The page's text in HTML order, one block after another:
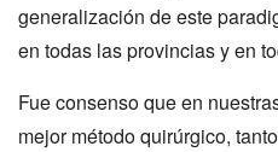
generalización de este
en todas las provincias y en
Fue consenso que en
mejor método quirúrgico,